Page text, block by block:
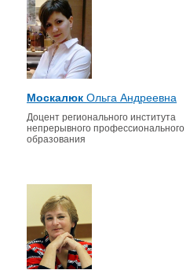
Москалюк Ольга Андреевна
Доцент регионального института
непрерывного профессионального
образования